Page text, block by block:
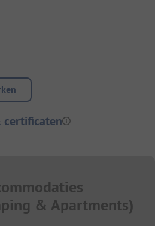
certificaten
& Apartments)